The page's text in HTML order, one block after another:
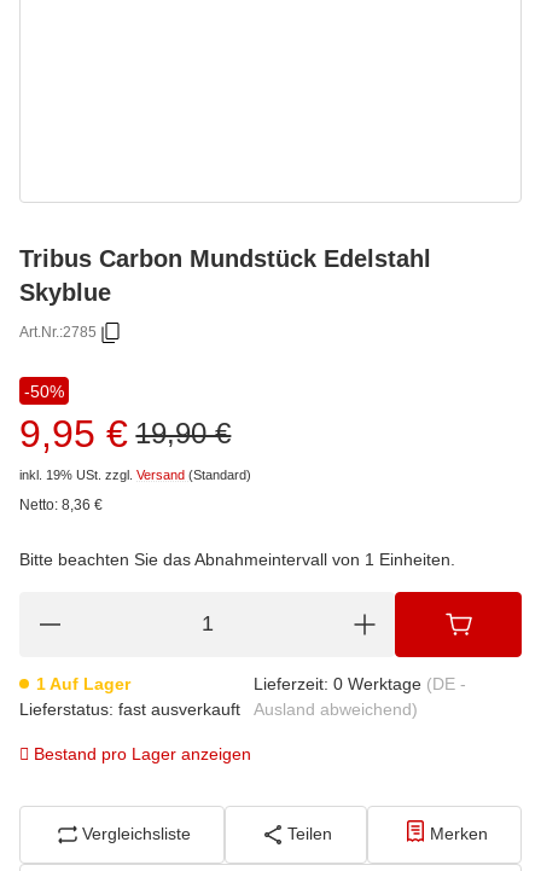
Tribus Carbon Mundstück Edelstahl
Skyblue
Art.Nr.:2785
-50%
9,95 € 19,90 €
inkl. 19% USt. zzgl. Versand (Standard)
Netto: 8,36 €
Bitte beachten Sie das Abnahmeintervall von 1 Einheiten.
1 Auf Lager
Lieferstatus: fast ausverkauft
Lieferzeit: 0 Werktage (DE -
Ausland abweichend)
Bestand pro Lager anzeigen
Vergleichsliste Teilen Merken